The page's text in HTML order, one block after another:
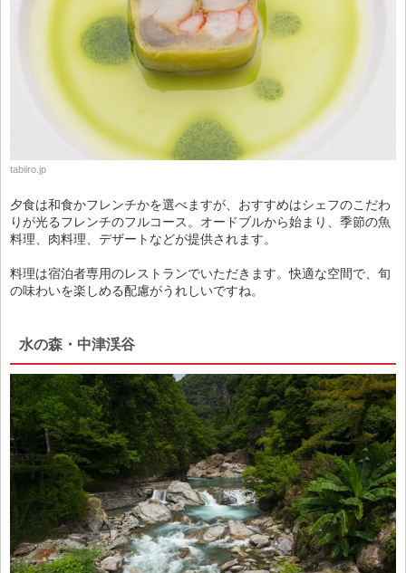
tabiiro.jp
夕食は和食かフレンチかを選べますが、おすすめはシェフのこだわ
りが光るフレンチのフルコース。オードブルから始まり、季節の魚
料理、肉料理、デザートなどが提供されます。
料理は宿泊者専用のレストランでいただきます。快適な空間で、旬
の味わいを楽しめる配慮がうれしいですね。
水の森・中津渓谷